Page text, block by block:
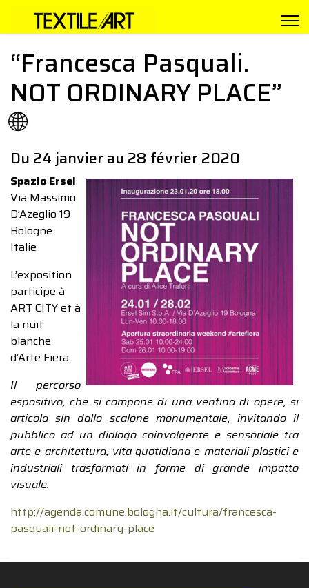
“Francesca Pasquali.
NOT ORDINARY PLACE”
🌐
Du 24 janvier au 28 février 2020
Spazio Ersel
Via Massimo
D’Azeglio 19
Bologne
Italie
L’exposition
participe à
ART CITY et à
la nuit
blanche
d’Arte Fiera.
Il percorso
espositivo, che si compone di una ventina di opere, si
articola sin dallo scalone monumentale, invitando il
pubblico ad un dialogo coinvolgente e sensoriale tra
arte e architettura, vita quotidiana e materiali plastici e
industriali trasformati in forme di grande impatto
visuale.
http://agenda.comune.bologna.it/cultura/francesca-
pasquali-not-ordinary-place